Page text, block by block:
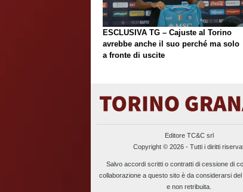
ESCLUSIVA TG – Cajuste al Torino
avrebbe anche il suo perché ma solo
a fronte di uscite
Editore TC&C srl
Copyright © 2026 - Tutti i diritti
Salvo accordi scritti o contratti di cessione di
collaborazione a questo sito è da considerarsi
e non retribuita.